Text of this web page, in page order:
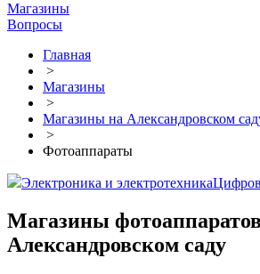
Магазины
Вопросы
Главная
>
Магазины
>
Магазины на Александровском
>
Фотоаппараты
Электроника и электротехника
Магазины
Александровском саду